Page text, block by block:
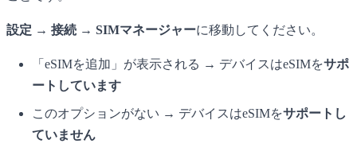
設定 → 接続 → SIMマネージャーに移動してください。
「eSIMを追加」が表示される → デバイスはeSIMをサポ
ートしています
このオプションがない → デバイスはeSIMをサポートし
ていません